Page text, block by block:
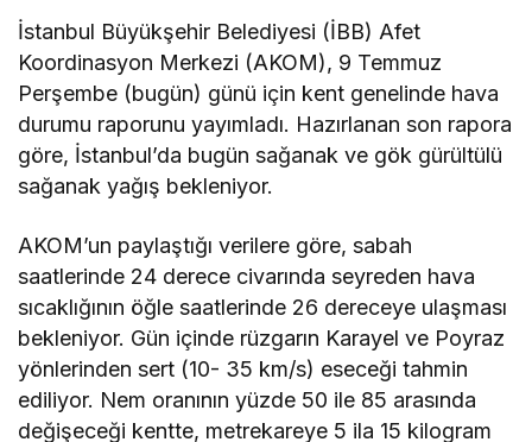
İstanbul Büyükşehir Belediyesi (İBB) Afet
Koordinasyon Merkezi (AKOM), 9 Temmuz
Perşembe (bugün) günü için kent genelinde hava
durumu raporunu yayımladı. Hazırlanan son rapora
göre, İstanbul’da bugün sağanak ve gök gürültülü
sağanak yağış bekleniyor.
AKOM’un paylaştığı verilere göre, sabah
saatlerinde 24 derece civarında seyreden hava
sıcaklığının öğle saatlerinde 26 dereceye ulaşması
bekleniyor. Gün içinde rüzgarın Karayel ve Poyraz
yönlerinden sert (10- 35 km/s) eseceği tahmin
ediliyor. Nem oranının yüzde 50 ile 85 arasında
değişeceği kentte, metrekareye 5 ila 15 kilogram